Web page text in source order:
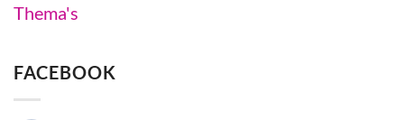
Thema's
FACEBOOK